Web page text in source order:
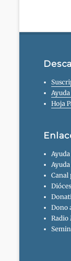
Hoja
Canal
Dono
Radio